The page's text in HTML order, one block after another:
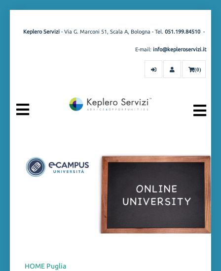
Keplero Servizi - Via G. Marconi 51, Scala A, Bologna - Tel. 051.199.84510 -
E-mail: info@kepleroservizi.it
(0)
HOME Puglia